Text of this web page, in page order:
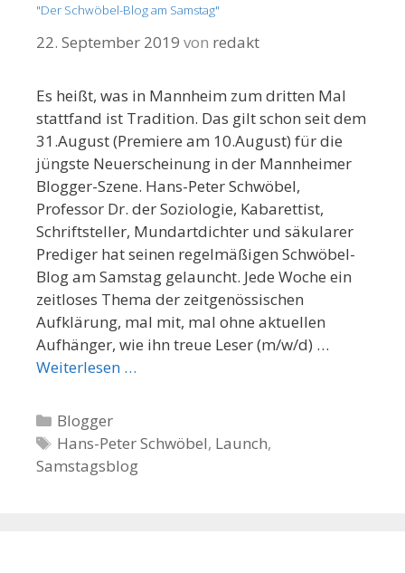
"Der Schwöbel-Blog am Samstag"
22. September 2019 von redakt
Es heißt, was in Mannheim zum dritten Mal
stattfand ist Tradition. Das gilt schon seit dem
31.August (Premiere am 10.August) für die
jüngste Neuerscheinung in der Mannheimer
Blogger-Szene. Hans-Peter Schwöbel,
Professor Dr. der Soziologie, Kabarettist,
Schriftsteller, Mundartdichter und säkularer
Prediger hat seinen regelmäßigen Schwöbel-
Blog am Samstag gelauncht. Jede Woche ein
zeitloses Thema der zeitgenössischen
Aufklärung, mal mit, mal ohne aktuellen
Aufhänger, wie ihn treue Leser (m/w/d) …
Weiterlesen …
K
a
t
Blogger
S
c
Hans-Peter Schwöbel, Launch,
Samstagsblog